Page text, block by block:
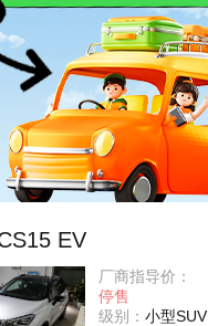
EV
厂商指导价：
停售
级别： 小型SUV